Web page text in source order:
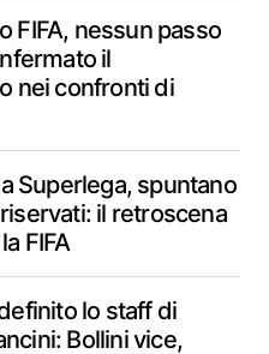
FIFA, nessun passo
il
nei confronti di
Superlega, spuntano
il retroscena
FIFA
lo staff di
Bollini vice,